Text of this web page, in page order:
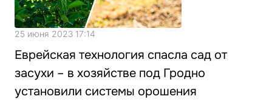
25 июня 2023 17:14
Еврейская технология спасла сад от
засухи – в хозяйстве под Гродно
установили системы орошения